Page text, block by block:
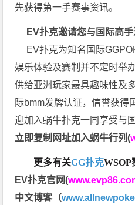
先获得第一手赛事资讯。
EV扑克邀请您与国际高手
EV扑克为知名国际
娱乐体验及赛制并不定时举
供给亚洲玩家最具趣味性及
际bmm发牌认证，信誉获得
迎加入蜗牛扑克一同享受与
立即复制网址加入蜗牛行列(
更多有关GG扑克WSOP
EV扑克官网(
中文博客（